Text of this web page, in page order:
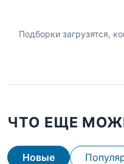
Подборки загрузятся,
ЧТО ЕЩЕ
Новые